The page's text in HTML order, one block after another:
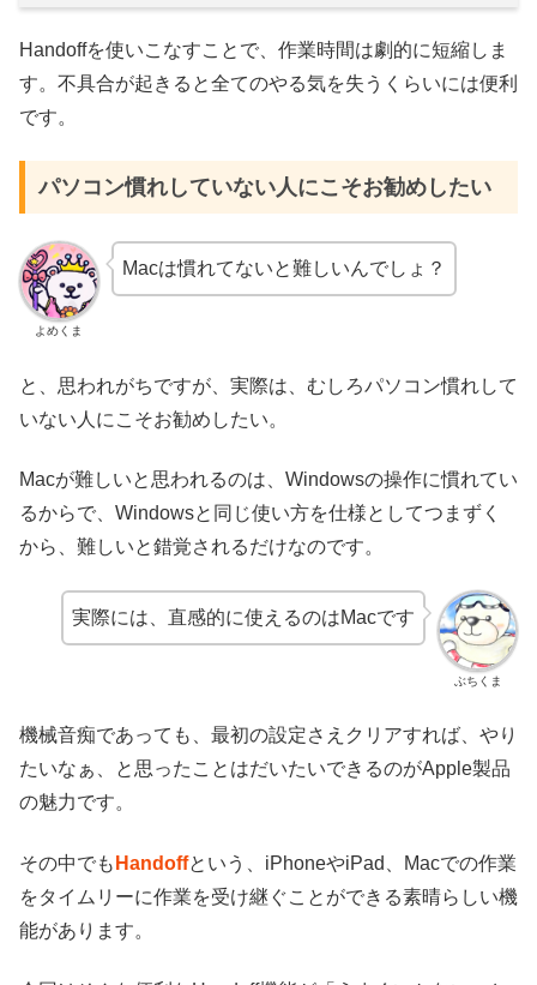
Handoffを使いこなすことで、作業時間は劇的に短縮しま
す。不具合が起きると全てのやる気を失うくらいには便利
です。
パソコン慣れしていない人にこそお勧めしたい
よめくま
Macは慣れてないと難しいんでしょ？
と、思われがちですが、実際は、むしろパソコン慣れして
いない人にこそお勧めしたい。
Macが難しいと思われるのは、Windowsの操作に慣れてい
るからで、Windowsと同じ使い方を仕様としてつまずく
から、難しいと錯覚されるだけなのです。
ぶちくま
実際には、直感的に使えるのはMacです
機械音痴であっても、最初の設定さえクリアすれば、やり
たいなぁ、と思ったことはだいたいできるのがApple製品
の魅力です。
その中でも Handoffという、iPhoneやiPad、Macでの作業
をタイムリーに作業を受け継ぐことができる素晴らしい機
能があります。